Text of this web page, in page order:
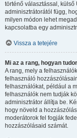
történő választással, külső
adminisztrátorától függ,
milyen módon lehet
kapcsolatba egy
Vissza a tetejére
Mi az a rang, hogyan
A rang, mely a
felhasználó
felhasználókat, például a
felhasználók nem tudják
adminisztrátor állítja be.
hogy növeld a
moderátorok fel fogják
hozzászólásaid számát.